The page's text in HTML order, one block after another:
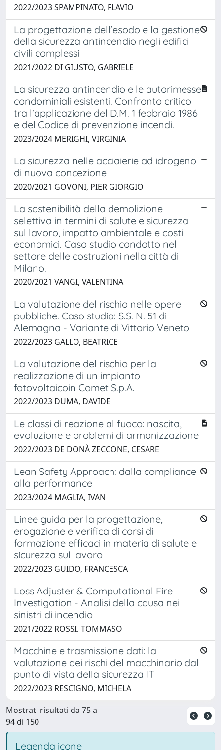
2022/2023 SPAMPINATO, FLAVIO
La progettazione dell'esodo e la gestione
della sicurezza antincendio negli edifici
civili complessi
2021/2022 DI GIUSTO, GABRIELE
La sicurezza antincendio e le autorimesse
condominiali esistenti. Confronto critico
tra l'applicazione del D.M. 1 febbraio 1986
e del Codice di prevenzione incendi.
2023/2024 MERIGHI, VIRGINIA
La sicurezza nelle acciaierie ad idrogeno
di nuova concezione
2020/2021 GOVONI, PIER GIORGIO
La sostenibilità della demolizione
selettiva in termini di salute e sicurezza
sul lavoro, impatto ambientale e costi
economici. Caso studio condotto nel
settore delle costruzioni nella città di
Milano.
2020/2021 VANGI, VALENTINA
La valutazione del rischio nelle opere
pubbliche. Caso studio: S.S. N. 51 di
Alemagna - Variante di Vittorio Veneto
2022/2023 GALLO, BEATRICE
La valutazione del rischio per la
realizzazione di un impianto
fotovoltaicoin Comet S.p.A.
2022/2023 DUMA, DAVIDE
Le classi di reazione al fuoco: nascita,
evoluzione e problemi di armonizzazione
2022/2023 DE DONÀ ZECCONE, CESARE
Lean Safety Approach: dalla compliance
alla performance
2023/2024 MAGLIA, IVAN
Linee guida per la progettazione,
erogazione e verifica di corsi di
formazione efficaci in materia di salute e
sicurezza sul lavoro
2022/2023 GUIDO, FRANCESCA
Loss Adjuster & Computational Fire
Investigation - Analisi della causa nei
sinistri di incendio
2021/2022 ROSSI, TOMMASO
Macchine e trasmissione dati: la
valutazione dei rischi del macchinario dal
punto di vista della sicurezza IT
2022/2023 RESCIGNO, MICHELA
Mostrati risultati da 75 a
94 di 150
Legenda icone